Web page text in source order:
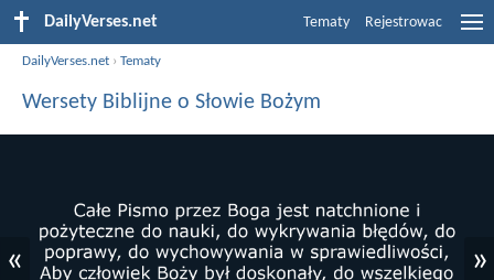
DailyVerses.net Tematy Rejestrowac
DailyVerses.net ›Tematy
Wersety Biblijne o Słowie Bożym
« »